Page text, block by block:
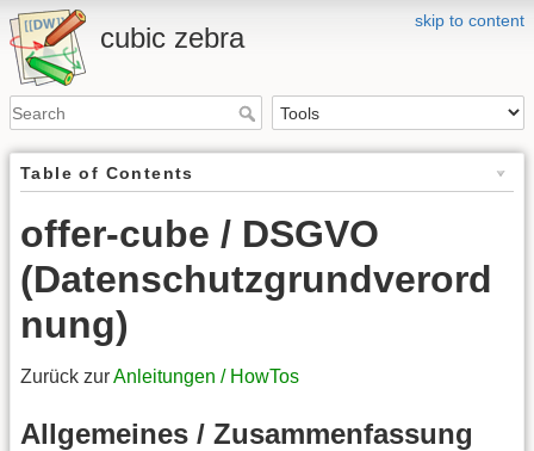
skip to content
cubic zebra
Table of Contents
offer-cube / DSGVO
(Datenschutzgrundverord
nung)
Zurück zurAnleitungen / HowTos
Allgemeines / Zusammenfassung